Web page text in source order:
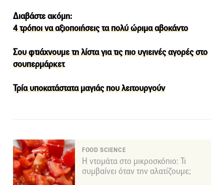
Διαβάστε ακόμη:
4 τρόποι να αξιοποιήσεις τα πολύ ώριμα αβοκάντο
Σου φτιάχνουμε τη λίστα για τις πιο υγιεινές αγορές στο
σουπερμάρκετ
Τρία υποκατάστατα μαγιάς που λειτουργούν
FOOD SCIENCE
Η ντομάτα στο μικροσκόπιο: Τι
συμβαίνει όταν την αλατίζουμε;